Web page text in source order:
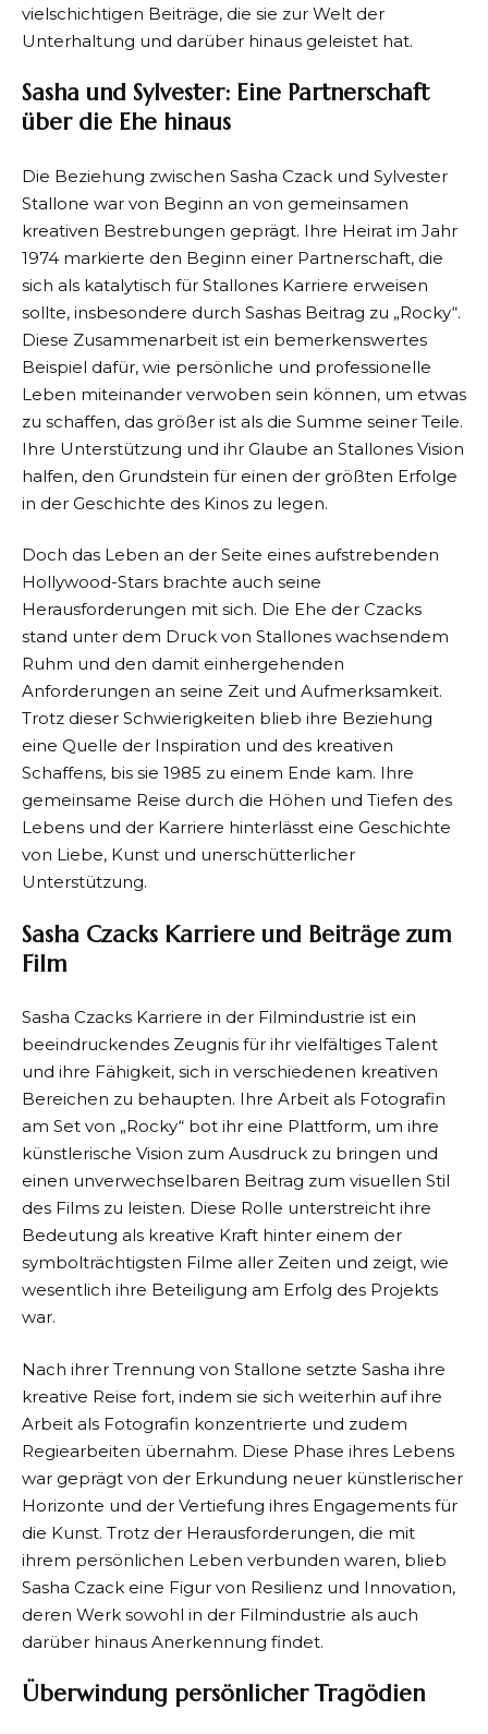
vielschichtigen Beiträge, die sie zur Welt der
Unterhaltung und darüber hinaus geleistet hat.
Sasha und Sylvester: Eine Partnerschaft
über die Ehe hinaus
Die Beziehung zwischen Sasha Czack und Sylvester
Stallone war von Beginn an von gemeinsamen
kreativen Bestrebungen geprägt. Ihre Heirat im Jahr
1974 markierte den Beginn einer Partnerschaft, die
sich als katalytisch für Stallones Karriere erweisen
sollte, insbesondere durch Sashas Beitrag zu „Rocky“.
Diese Zusammenarbeit ist ein bemerkenswertes
Beispiel dafür, wie persönliche und professionelle
Leben miteinander verwoben sein können, um etwas
zu schaffen, das größer ist als die Summe seiner Teile.
Ihre Unterstützung und ihr Glaube an Stallones Vision
halfen, den Grundstein für einen der größten Erfolge
in der Geschichte des Kinos zu legen.
Doch das Leben an der Seite eines aufstrebenden
Hollywood-Stars brachte auch seine
Herausforderungen mit sich. Die Ehe der Czacks
stand unter dem Druck von Stallones wachsendem
Ruhm und den damit einhergehenden
Anforderungen an seine Zeit und Aufmerksamkeit.
Trotz dieser Schwierigkeiten blieb ihre Beziehung
eine Quelle der Inspiration und des kreativen
Schaffens, bis sie 1985 zu einem Ende kam. Ihre
gemeinsame Reise durch die Höhen und Tiefen des
Lebens und der Karriere hinterlässt eine Geschichte
von Liebe, Kunst und unerschütterlicher
Unterstützung.
Sasha Czacks Karriere und Beiträge zum
Film
Sasha Czacks Karriere in der Filmindustrie ist ein
beeindruckendes Zeugnis für ihr vielfältiges Talent
und ihre Fähigkeit, sich in verschiedenen kreativen
Bereichen zu behaupten. Ihre Arbeit als Fotografin
am Set von „Rocky“ bot ihr eine Plattform, um ihre
künstlerische Vision zum Ausdruck zu bringen und
einen unverwechselbaren Beitrag zum visuellen Stil
des Films zu leisten. Diese Rolle unterstreicht ihre
Bedeutung als kreative Kraft hinter einem der
symbolträchtigsten Filme aller Zeiten und zeigt, wie
wesentlich ihre Beteiligung am Erfolg des Projekts
war.
Nach ihrer Trennung von Stallone setzte Sasha ihre
kreative Reise fort, indem sie sich weiterhin auf ihre
Arbeit als Fotografin konzentrierte und zudem
Regiearbeiten übernahm. Diese Phase ihres Lebens
war geprägt von der Erkundung neuer künstlerischer
Horizonte und der Vertiefung ihres Engagements für
die Kunst. Trotz der Herausforderungen, die mit
ihrem persönlichen Leben verbunden waren, blieb
Sasha Czack eine Figur von Resilienz und Innovation,
deren Werk sowohl in der Filmindustrie als auch
darüber hinaus Anerkennung findet.
Überwindung persönlicher Tragödien